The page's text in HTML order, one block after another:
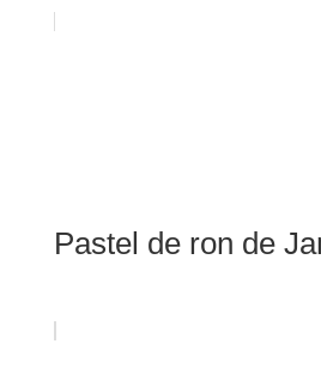
Pastel de ron de